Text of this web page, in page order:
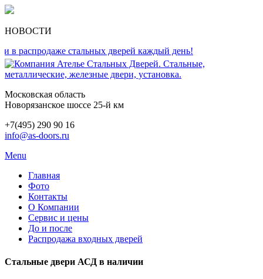
НОВОСТИ
стальных дверей каждый день!
Московская область
Новорязанское шоссе 25-й км
+7(495) 290 90 16
info@as-doors.ru
Menu
Главная
Фото
Контакты
О Компании
Сервис и цены
До и после
Распродажа входных дверей
Стальные двери АСД в наличии